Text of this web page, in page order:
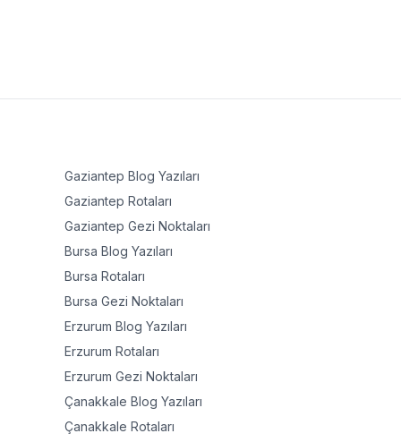
Gaziantep Blog Yazıları
Gaziantep Rotaları
Gaziantep Gezi Noktaları
Bursa Blog Yazıları
Bursa Rotaları
Bursa Gezi Noktaları
Erzurum Blog Yazıları
Erzurum Rotaları
Erzurum Gezi Noktaları
Çanakkale Blog Yazıları
Çanakkale Rotaları